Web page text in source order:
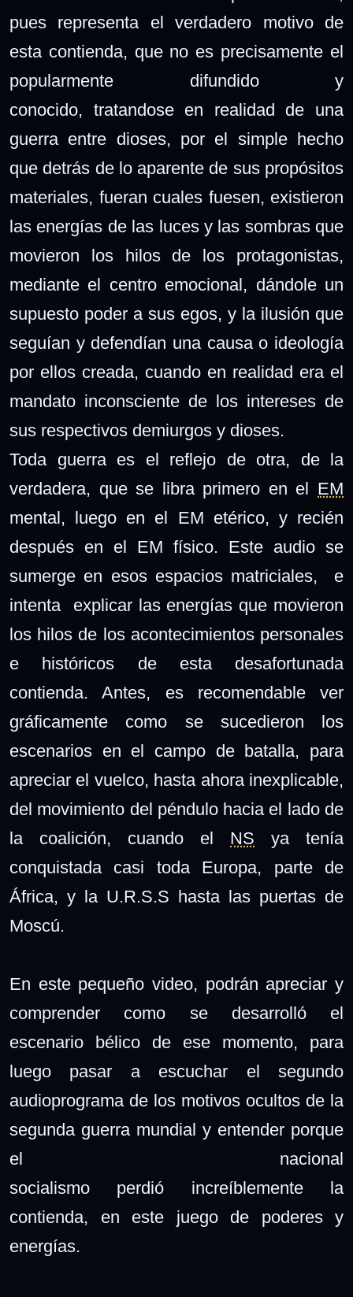
pues representa el verdadero motivo de
esta contienda, que no es precisamente el
popularmente difundido y
conocido, tratandose en realidad de una
guerra entre dioses, por el simple hecho
que detrás de lo aparente de sus propósitos
materiales, fueran cuales fuesen, existieron
las energías de las luces y las sombras que
movieron los hilos de los protagonistas,
mediante el centro emocional, dándole un
supuesto poder a sus egos, y la ilusión que
seguían y defendían una causa o ideología
por ellos creada, cuando en realidad era el
mandato inconsciente de los intereses de
sus respectivos demiurgos y dioses.
Toda guerra es el reflejo de otra, de la
verdadera, que se libra primero en el EM
mental, luego en el EM etérico, y recién
después en el EM físico. Este audio se
sumerge en esos espacios matriciales, e
intenta explicar las energías que movieron
los hilos de los acontecimientos personales
e históricos de esta desafortunada
contienda. Antes, es recomendable ver
gráficamente como se sucedieron los
escenarios en el campo de batalla, para
apreciar el vuelco, hasta ahora inexplicable,
del movimiento del péndulo hacia el lado de
la coalición, cuando el NS ya tenía
conquistada casi toda Europa, parte de
África, y la U.R.S.S hasta las puertas de
Moscú.
En este pequeño video, podrán apreciar y
comprender como se desarrolló el
escenario bélico de ese momento, para
luego pasar a escuchar el segundo
audioprograma de los motivos ocultos de la
segunda guerra mundial y entender porque
el nacional
socialismo perdió increíblemente la
contienda, en este juego de poderes y
energías.